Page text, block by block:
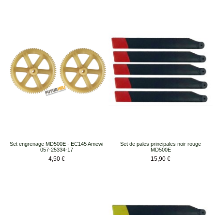
Set engrenage MD500E - EC145 Amewi
057-25334-17
Prix
4,50 €
Set de pales principales noir rouge
MD500E
Prix
15,90 €